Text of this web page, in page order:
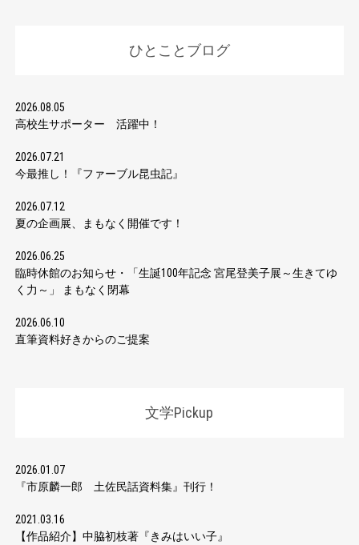
ひとことブログ
2026.08.05
高校生サポーター 活躍中！
2026.07.21
今最推し！『ファーブル昆虫記』
2026.07.12
夏の企画展、まもなく開催です！
2026.06.25
臨時休館のお知らせ・「生誕100年記念 宮尾登美子展～生きてゆ
く力～」 まもなく閉幕
2026.06.10
直筆資料好きからのご提案
文学Pickup
2026.01.07
『市原麟一郎 土佐民話資料集』刊行！
2021.03.16
【作品紹介】中脇初枝著『きみはいい子』